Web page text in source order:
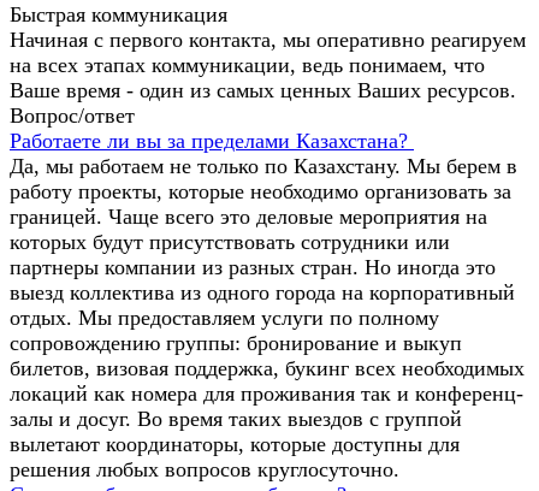
Быстрая коммуникация
Начиная с первого контакта, мы оперативно реагируем
на всех этапах коммуникации, ведь понимаем, что
Ваше время - один из самых ценных Ваших ресурсов.
Вопрос/ответ
Работаете ли вы за пределами Казахстана?
Да, мы работаем не только по Казахстану. Мы берем в
работу проекты, которые необходимо организовать за
границей. Чаще всего это деловые мероприятия на
которых будут присутствовать сотрудники или
партнеры компании из разных стран. Но иногда это
выезд коллектива из одного города на корпоративный
отдых. Мы предоставляем услуги по полному
сопровождению группы: бронирование и выкуп
билетов, визовая поддержка, букинг всех необходимых
локаций как номера для проживания так и конференц-
залы и досуг. Во время таких выездов с группой
вылетают координаторы, которые доступны для
решения любых вопросов круглосуточно.